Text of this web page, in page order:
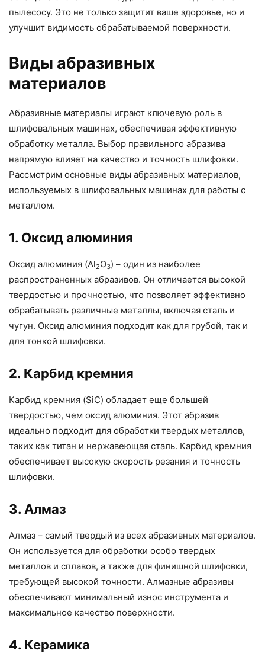
пылесосу. Это не только защитит ваше здоровье, но и
улучшит видимость обрабатываемой поверхности.
Виды абразивных
материалов
Абразивные материалы играют ключевую роль в
шлифовальных машинах, обеспечивая эффективную
обработку металла. Выбор правильного абразива
напрямую влияет на качество и точность шлифовки.
Рассмотрим основные виды абразивных материалов,
используемых в шлифовальных машинах для работы с
металлом.
1. Оксид алюминия
Оксид алюминия (Al2O3) – один из наиболее
распространенных абразивов. Он отличается высокой
твердостью и прочностью, что позволяет эффективно
обрабатывать различные металлы, включая сталь и
чугун. Оксид алюминия подходит как для грубой, так и
для тонкой шлифовки.
2. Карбид кремния
Карбид кремния (SiC) обладает еще большей
твердостью, чем оксид алюминия. Этот абразив
идеально подходит для обработки твердых металлов,
таких как титан и нержавеющая сталь. Карбид кремния
обеспечивает высокую скорость резания и точность
шлифовки.
3. Алмаз
Алмаз – самый твердый из всех абразивных материалов.
Он используется для обработки особо твердых
металлов и сплавов, а также для финишной шлифовки,
требующей высокой точности. Алмазные абразивы
обеспечивают минимальный износ инструмента и
максимальное качество поверхности.
4. Керамика